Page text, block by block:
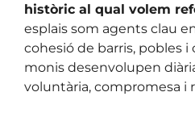
històric al qual volem
esplais som agents clau
cohesió de barris, pobles i
monis desenvolupen
voluntària, compromesa i